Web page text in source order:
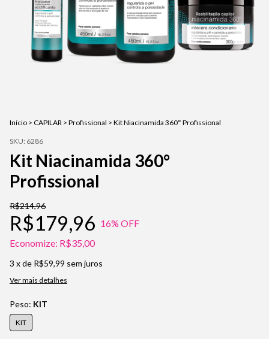
Início > CAPILAR > Profissional > Kit Niacinamida 360° Profissional
SKU: 6286
Kit Niacinamida 360°
Profissional
R$214,96
R$179,96 16% OFF
Economize: R$35,00
3 x de R$59,99 sem juros
Ver mais detalhes
Peso: KIT
KIT